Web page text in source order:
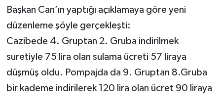
Başkan Can’ın yaptığı açıklamaya göre yeni
düzenleme şöyle gerçekleşti:
Cazibede 4. Gruptan 2. Gruba indirilmek
suretiyle 75 lira olan sulama ücreti 57 liraya
düşmüş oldu. Pompajda da 9. Gruptan 8.Gruba
bir kademe indirilerek 120 lira olan ücret 90 liraya